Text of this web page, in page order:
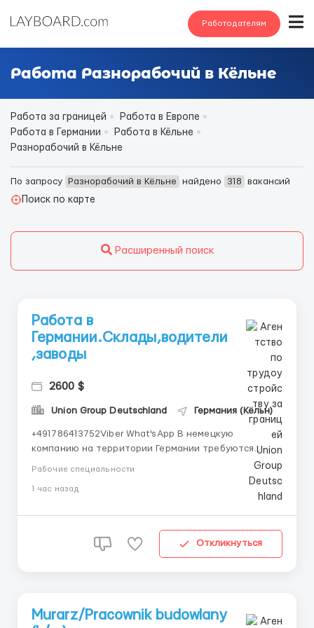
Работодателям
Работа Разнорабочий в Кёльне
Работа за границей
Работа в Европе
Работа в Германии
Работа в Кёльне
Разнорабочий в Кёльне
По запросу Разнорабочий в Кёльне найдено 318
вакансий
Поиск по карте
Расширенный поиск
Работа в
Германии.Склады,водители
,заводы
2600 $
Union Group Deutschland Германия (Кёльн)
+491786413752Viber What'sApp В немецкую
компанию на территории Германии требуются
сотрудники на работу на разные позиции
-упаковщик колбасных изделий, часовой оклад в
дневную смену 14.80 евро в час , в ночную 16.00 евро
Рабочие специальности
1 час назад
Откликнуться
Murarz/Pracownik budowlany